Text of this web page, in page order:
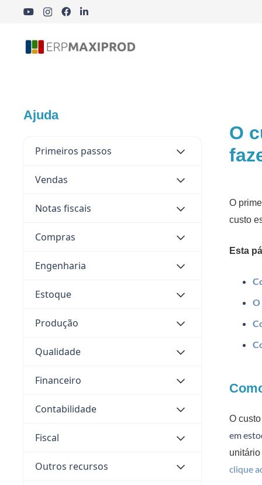
Ajuda
Primeiros passos
Vendas
Notas fiscais
Compras
Engenharia
Estoque
Produção
Qualidade
Financeiro
Contabilidade
Fiscal
Outros recursos
O
O
custo
Esta
O
O
em
clique